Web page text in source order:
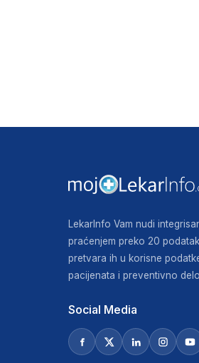
LekarInfo Vam nudi
praćenjem preko 20
pretvara ih u korisne
pacijenata i preventivno
Social Media